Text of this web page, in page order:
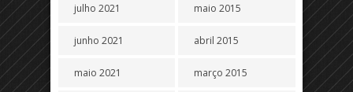
julho 2021
junho 2021
maio 2021
maio 2015
abril 2015
março 2015